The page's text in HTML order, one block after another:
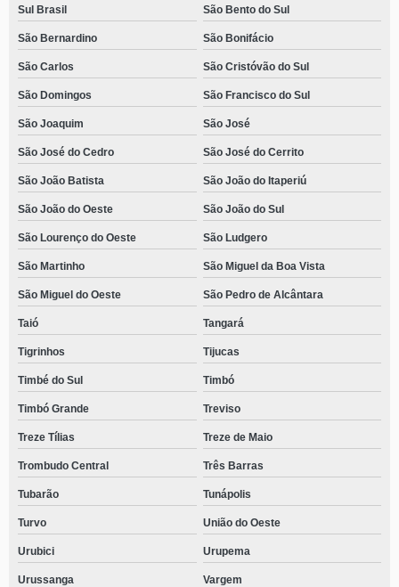
Sul Brasil São Bento do Sul
São Bernardino São Bonifácio
São Carlos São Cristóvão do Sul
São Domingos São Francisco do Sul
São Joaquim São José
São José do Cedro São José do Cerrito
São João Batista São João do Itaperiú
São João do Oeste São João do Sul
São Lourenço do Oeste São Ludgero
São Martinho São Miguel da Boa Vista
São Miguel do Oeste São Pedro de Alcântara
Taió Tangará
Tigrinhos Tijucas
Timbé do Sul Timbó
Timbó Grande Treviso
Treze Tílias Treze de Maio
Trombudo Central Três Barras
Tubarão Tunápolis
Turvo União do Oeste
Urubici Urupema
Urussanga Vargem